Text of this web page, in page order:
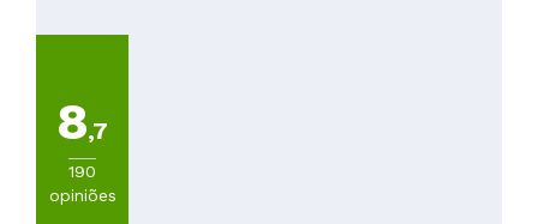
8,7
190
opiniões